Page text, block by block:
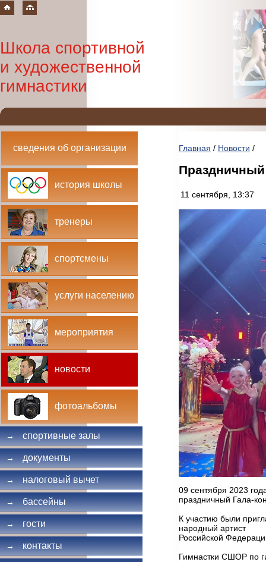
Школа спортивной
и художественной
гимнастики
сведения об организации
история школы
тренеры
спортсмены
услуги населению
мероприятия
новости
фотоальбомы
→ спортивные залы
→ документы
→ налоговый вычет
→ бассейны
→ гости
→ контакты
Главная / Новости /
Праздничный
11 сентября, 13:37
09 сентября 2023
праздничный Гала-
К участию были
народный артист
Российской
Гимнастки СШОР по